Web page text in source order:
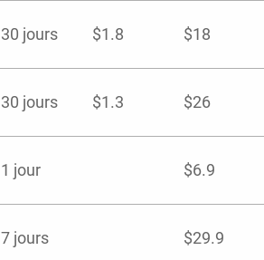
30 jours $1.8 $18
30 jours $1.3 $26
1 jour $6.9
7 jours $29.9